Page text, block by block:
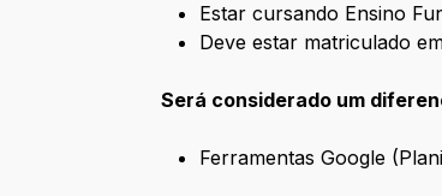
Estar cursando Ensino
Deve estar matriculado
Será considerado um
Ferramentas Google